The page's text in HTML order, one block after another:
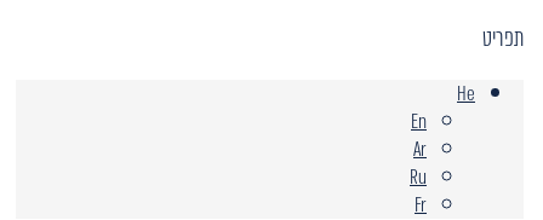
תפריט
He
En
Ar
Ru
Fr